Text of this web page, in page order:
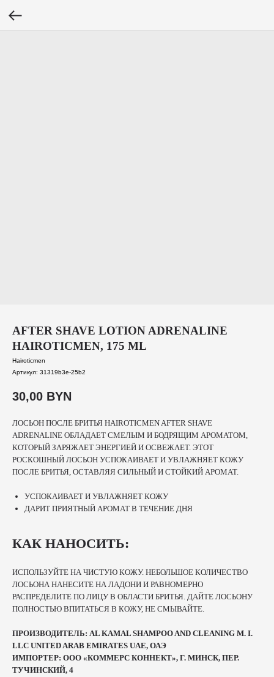
AFTER SHAVE LOTION ADRENALINE
HAIROTICMEN, 175 ML
Hairoticmen
Артикул: 31319b3e-25b2
30,00 BYN
ЛОСЬОН ПОСЛЕ БРИТЬЯ HAIROTICMEN AFTER SHAVE
ADRENALINE ОБЛАДАЕТ СМЕЛЫМ И БОДРЯЩИМ АРОМАТОМ,
КОТОРЫЙ ЗАРЯЖАЕТ ЭНЕРГИЕЙ И ОСВЕЖАЕТ. ЭТОТ
РОСКОШНЫЙ ЛОСЬОН УСПОКАИВАЕТ И УВЛАЖНЯЕТ КОЖУ
ПОСЛЕ БРИТЬЯ, ОСТАВЛЯЯ СИЛЬНЫЙ И СТОЙКИЙ АРОМАТ.
УСПОКАИВАЕТ И УВЛАЖНЯЕТ КОЖУ
ДАРИТ ПРИЯТНЫЙ АРОМАТ В ТЕЧЕНИЕ ДНЯ
КАК НАНОСИТЬ:
ИСПОЛЬЗУЙТЕ НА ЧИСТУЮ КОЖУ. НЕБОЛЬШОЕ КОЛИЧЕСТВО
ЛОСЬОНА НАНЕСИТЕ НА ЛАДОНИ И РАВНОМЕРНО
РАСПРЕДЕЛИТЕ ПО ЛИЦУ В ОБЛАСТИ БРИТЬЯ. ДАЙТЕ ЛОСЬОНУ
ПОЛНОСТЬЮ ВПИТАТЬСЯ В КОЖУ, НЕ СМЫВАЙТЕ.
ПРОИЗВОДИТЕЛЬ: AL KAMAL SHAMPOO AND CLEANING M. I.
LLC UNITED ARAB EMIRATES UAE, ОАЭ
ИМПОРТЕР: ООО «КОММЕРС КОННЕКТ», Г. МИНСК, ПЕР.
ТУЧИНСКИЙ, 4